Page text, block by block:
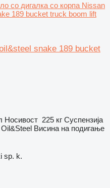
со дигалка со корпа Nissan
189 bucket truck boom lift
snake 189 bucket
Носивост 225 кг Суспензија
Oil&Steel Висина на подигање
sp. k.